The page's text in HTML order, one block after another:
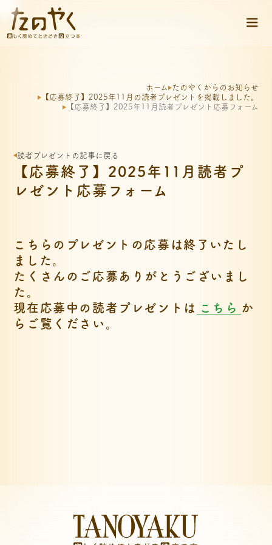
ホーム たのやくからのお知らせ
【応募終了】2025年11月の読者プレゼントを掲載しました。
【応募終了】2025年11月読者プレゼント応募フォーム
読者プレゼントの記事に戻る
【応募終了】2025年11月読者プ
レゼント応募フォーム
こちらのプレゼントの応募は終了いたし
ました。
たくさんのご応募ありがとうございまし
た。
現在応募中の読者プレゼントは こちら か
らご覧ください。